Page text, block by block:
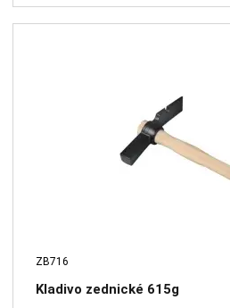
ZB716
Kladivo zednické 615g